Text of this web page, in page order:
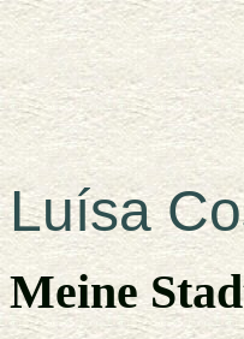
Luísa
Meine